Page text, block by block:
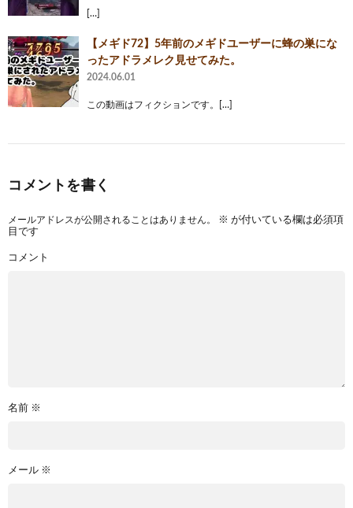
[…]
‪【メギド72】‬5年前のメギドユーザーに蜂の巣にな
ったアドラメレク見せてみた。
2024.06.01
この動画はフィクションです。[…]
コメントを書く
メールアドレスが公開されることはありません。 ※ が付いている欄は必須項
目です
コメント
名前 ※
メール ※